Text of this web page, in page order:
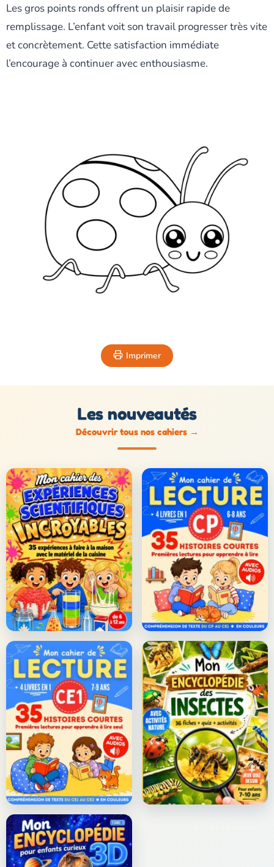
Les gros points ronds offrent un plaisir rapide de
remplissage. L’enfant voit son travail progresser très vite
et concrètement. Cette satisfaction immédiate
l’encourage à continuer avec enthousiasme.
Imprimer
Les nouveautés
Découvrir tous nos cahiers →